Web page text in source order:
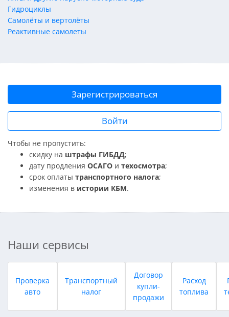
Гидроциклы
Самолёты и вертолёты
Реактивные самолеты
Зарегистрироваться
Войти
Чтобы не пропустить:
скидку на штрафы ГИБДД;
дату продления ОСАГО и техосмотра;
срок оплаты транспортного налога;
изменения в истории КБМ.
Наши сервисы
Проверка
авто
Транспортный
налог
Договор
купли-
продажи
Расход
топлива